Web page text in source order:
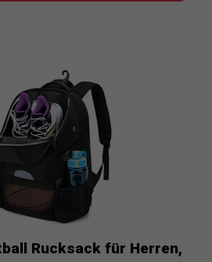
Rucksack für Herren,